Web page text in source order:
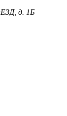
д. 1Б